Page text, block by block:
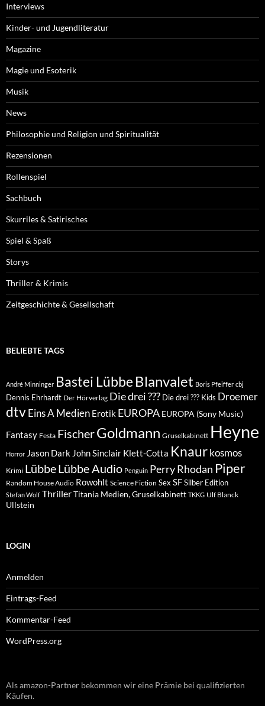
Interviews
Kinder- und Jugendliteratur
Magazine
Magie und Esoterik
Musik
News
Philosophie und Religion und Spiritualität
Rezensionen
Rollenspiel
Sachbuch
Skurriles & Satirisches
Spiel & Spaß
Storys
Thriller & Krimis
Zeitgeschichte & Gesellschaft
BELIEBTE TAGS
André Minninger Bastei Lübbe Blanvalet Boris Pfeiffer cbj
Dennis Ehrhardt Der Hörverlag Die drei ??? Die drei ??? Kids Droemer
dtvEins A Medien Erotik EUROPA EUROPA (Sony Music)
Fantasy Festa FischerGoldmann Gruselkabinett Heyne
Horror Jason Dark John Sinclair Klett-Cotta Knaur kosmos
Krimi LübbeLübbe Audio Penguin Perry Rhodan Piper
Random House Audio Rowohlt Science Fiction Sex SFSilber Edition
Stefan Wolf ThrillerTitania Medien, Gruselkabinett TKKG Ulf Blanck
Ullstein
LOGIN
Anmelden
Eintrags-Feed
Kommentar-Feed
WordPress.org
Als amazon-Partner bekommen wir eine Prämie bei qualifizierten
Käufen.